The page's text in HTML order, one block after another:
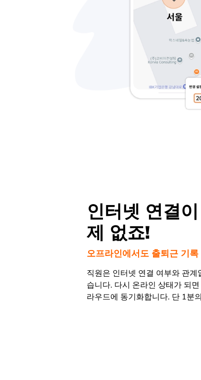
인터넷 연결
제 없죠!
오프라인에서도 출퇴근 기록
직원은 인터넷 연결 여부와 관
습니다. 다시 온라인 상태가 되
라우드에 동기화합니다. 단 1분